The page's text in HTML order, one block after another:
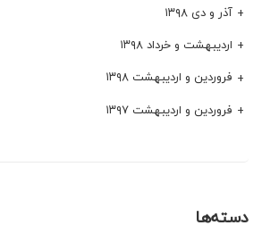
آذر و دی ۱۳۹۸
اردیبهشت و خرداد ۱۳۹۸
فروردین و اردیبهشت ۱۳۹۸
فروردین و اردیبهشت ۱۳۹۷
دسته‌ها